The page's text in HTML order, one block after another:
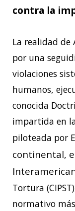
contra la
La realidad de
por una
violaciones
humanos,
conocida
impartida en
piloteada por
continental,
Tortura
normativo